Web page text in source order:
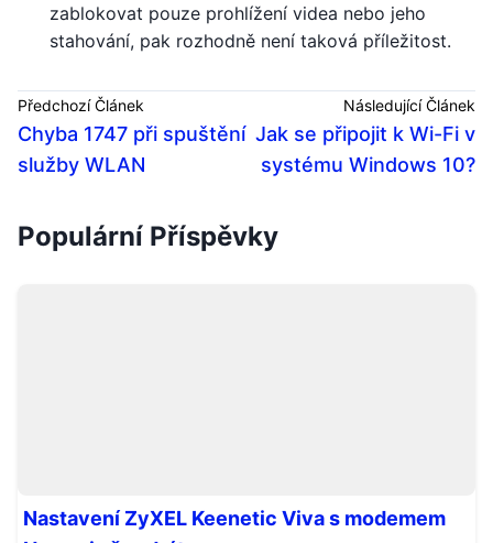
zablokovat pouze prohlížení videa nebo jeho
stahování, pak rozhodně není taková příležitost.
Předchozí Článek
Chyba 1747 při spuštění
služby WLAN
Následující Článek
Jak se připojit k Wi-Fi v
systému Windows 10?
Populární Příspěvky
Nastavení ZyXEL Keenetic Viva s modemem